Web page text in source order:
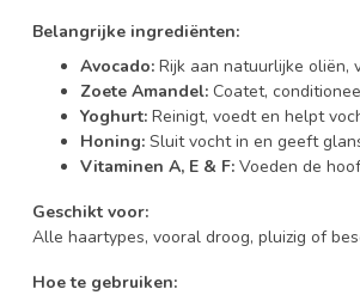
Belangrijke ingrediënten:
Avocado: Rijk aan natuurlijke
Zoete Amandel: Coatet,
Yoghurt: Reinigt, voedt en helpt
Honing: Sluit vocht in en geeft
Vitaminen A, E & F: Voeden de
Geschikt voor:
Alle haartypes, vooral droog, pluizig of
Hoe te gebruiken: